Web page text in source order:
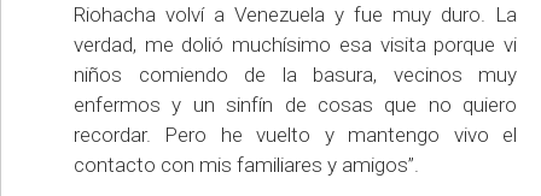
Riohacha volví a Venezuela y fue muy duro. La
verdad, me dolió muchísimo esa visita porque vi
niños comiendo de la basura, vecinos muy
enfermos y un sinfín de cosas que no quiero
recordar. Pero he vuelto y mantengo vivo el
contacto con mis familiares y amigos”.